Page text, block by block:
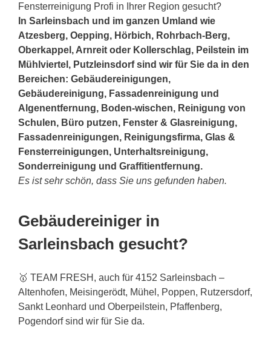
Fensterreinigung Profi in Ihrer Region gesucht?
In Sarleinsbach und im ganzen Umland wie
Atzesberg, Oepping, Hörbich, Rohrbach-Berg,
Oberkappel, Arnreit oder Kollerschlag, Peilstein im
Mühlviertel, Putzleinsdorf sind wir für Sie da in den
Bereichen: Gebäudereinigungen,
Gebäudereinigung, Fassadenreinigung und
Algenentfernung, Boden-wischen, Reinigung von
Schulen, Büro putzen, Fenster & Glasreinigung,
Fassadenreinigungen, Reinigungsfirma, Glas &
Fensterreinigungen, Unterhaltsreinigung,
Sonderreinigung und Graffitientfernung.
Es ist sehr schön, dass Sie uns gefunden haben.
Gebäudereiniger in
Sarleinsbach gesucht?
🥇 TEAM FRESH, auch für 4152 Sarleinsbach –
Altenhofen, Meisingerödt, Mühel, Poppen, Rutzersdorf,
Sankt Leonhard und Oberpeilstein, Pfaffenberg,
Pogendorf sind wir für Sie da.